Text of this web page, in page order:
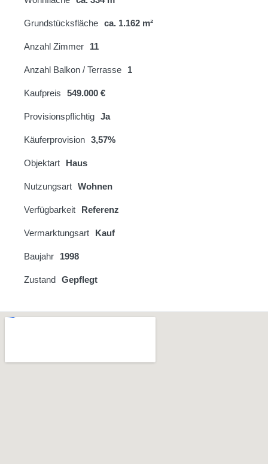
Grundstücksfläche ca. 1.162 m²
Anzahl Zimmer 11
Anzahl Balkon / Terrasse 1
Kaufpreis 549.000 €
Provisionspflichtig Ja
Käuferprovision 3,57%
Objektart Haus
Nutzungsart Wohnen
Verfügbarkeit Referenz
Vermarktungsart Kauf
Baujahr 1998
Zustand Gepflegt